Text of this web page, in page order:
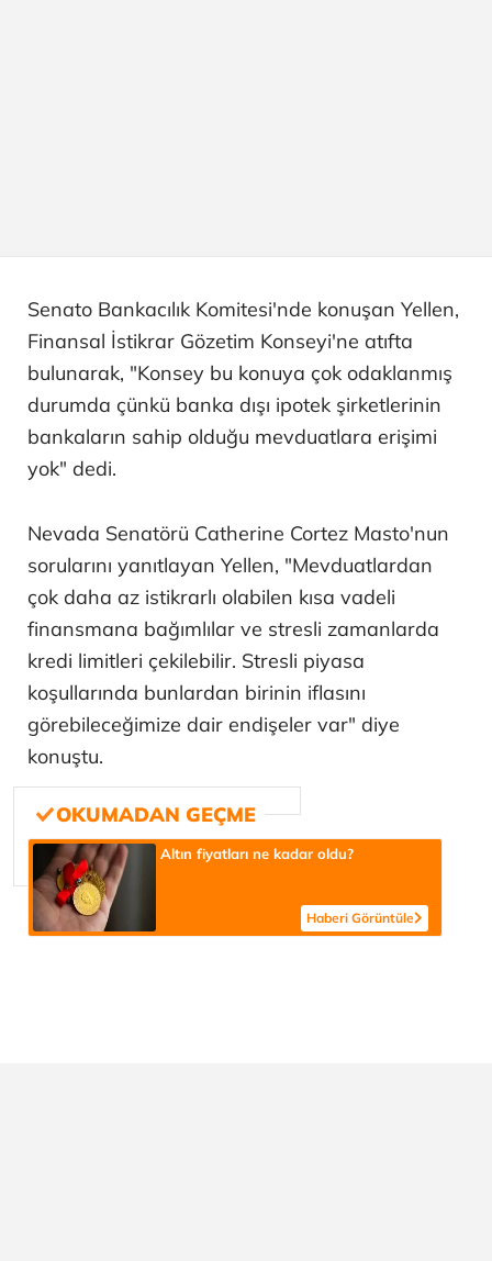
Senato Bankacılık Komitesi'nde konuşan Yellen,
Finansal İstikrar Gözetim Konseyi'ne atıfta
bulunarak, "Konsey bu konuya çok odaklanmış
durumda çünkü banka dışı ipotek şirketlerinin
bankaların sahip olduğu mevduatlara erişimi
yok" dedi.
Nevada Senatörü Catherine Cortez Masto'nun
sorularını yanıtlayan Yellen, "Mevduatlardan
çok daha az istikrarlı olabilen kısa vadeli
finansmana bağımlılar ve stresli zamanlarda
kredi limitleri çekilebilir. Stresli piyasa
koşullarında bunlardan birinin iflasını
görebileceğimize dair endişeler var" diye
konuştu.
Altın fiyatları ne kadar oldu?
Haberi Görüntüle